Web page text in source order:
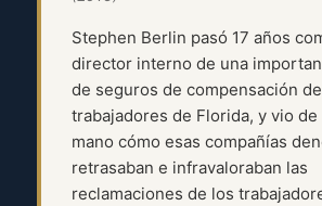
Stephen Berlin pasó 17 años
director interno de una
de seguros de compensación de
trabajadores de Florida, y vio
mano cómo esas compañías
retrasaban e infravaloraban las
reclamaciones de los